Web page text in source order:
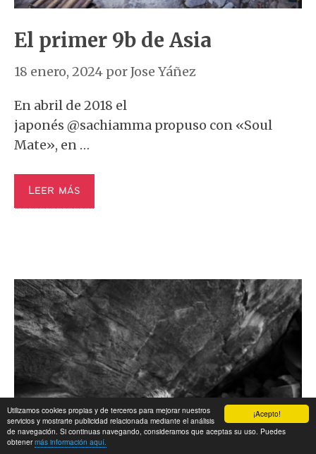
¡Acepto!
Utilizamos cookies propias y de terceros para mejorar nuestros
servicios y mostrarte publicidad relacionada mediante el análisis
de navegación. Si continuas navegando, consideramos que aceptas su uso. Puedes
obtenermás información aquí.
El primer 9b de Asia
18 enero, 2024 porJose Yáñez
En abril de 2018 el
japonés @sachiamma propuso con «Soul
Mate», en …
Leer más